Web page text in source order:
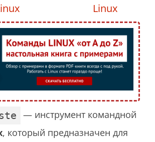
Linux
— инструмент командной
, который предназначен для